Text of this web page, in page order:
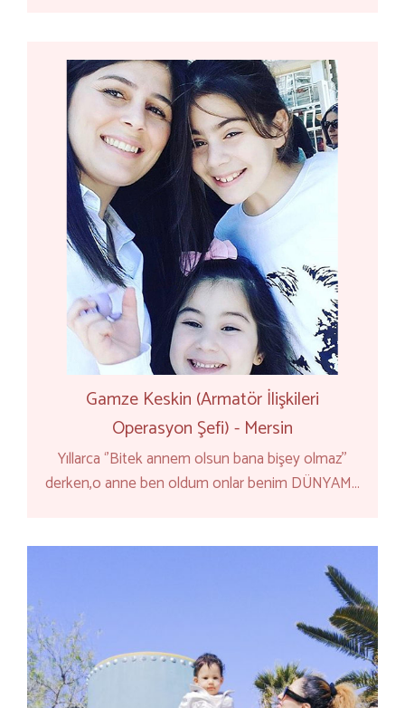
Gamze Keskin (Armatör İlişkileri
Operasyon Şefi) - Mersin
Yıllarca ‘’Bitek annem olsun bana bişey olmaz’’
derken,o anne ben oldum onlar benim DÜNYAM…